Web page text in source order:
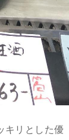
キリとした優